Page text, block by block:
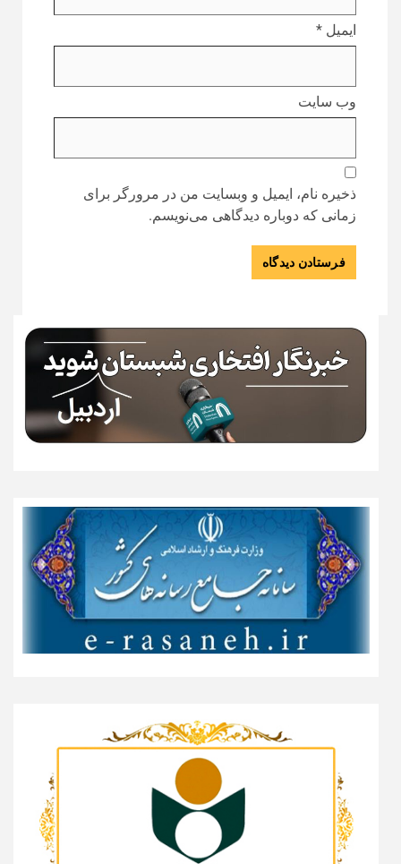
ایمیل *
وب‌ سایت
ذخیره نام، ایمیل و وبسایت من در مرورگر برای
زمانی که دوباره دیدگاهی می‌نویسم.